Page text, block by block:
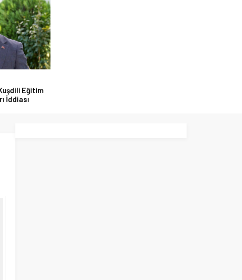
Eğitim
İddiası